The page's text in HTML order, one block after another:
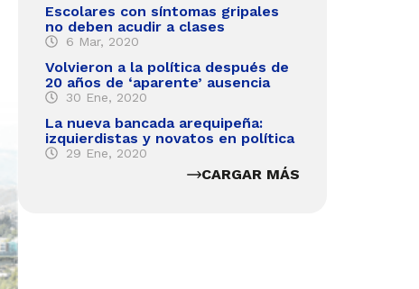
Escolares con síntomas gripales
no deben acudir a clases
6 Mar, 2020
Volvieron a la política después de
20 años de ‘aparente’ ausencia
30 Ene, 2020
La nueva bancada arequipeña:
izquierdistas y novatos en política
29 Ene, 2020
CARGAR MÁS